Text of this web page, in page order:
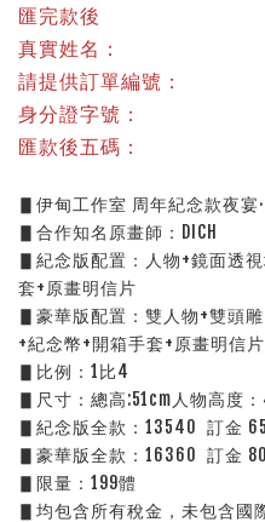
匯完款後
真實姓名：
請提供訂單編號：
身分證字號：
匯款後五碼：
▋伊甸工作室 周年紀念款夜宴
▋合作知名原畫師：DICH
▋紀念版配置：人物+鏡面透
套+原畫明信片
▋豪華版配置：雙人物+雙頭
+紀念幣+開箱手套+原畫明信片
▋比例：1比4
▋尺寸：總高:51cm人物高度
▋紀念版全款：13540  訂金
▋豪華版全款：16360  訂金
▋限量：199體
▋均包含所有稅金，未包含國